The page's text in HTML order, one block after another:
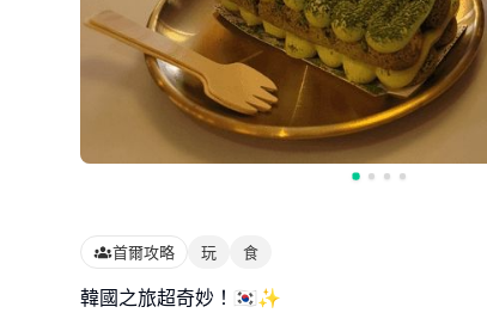
首爾攻略 玩 食
韓國之旅超奇妙！🇰🇷✨